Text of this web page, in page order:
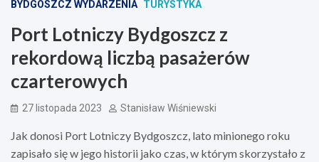
BYDGOSZCZ WYDARZENIA TURYSTYKA
Port Lotniczy Bydgoszcz z
rekordową liczbą pasażerów
czarterowych
27 listopada 2023 Stanisław Wiśniewski
Jak donosi Port Lotniczy Bydgoszcz, lato minionego roku
zapisało się w jego historii jako czas, w którym skorzystało z